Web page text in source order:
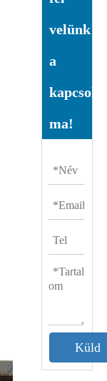
velünk
a
ma!
Küld